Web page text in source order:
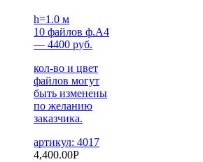
h=1.0 м
10 файлов ф.А4
— 4400 руб.
кол-во и цвет
файлов могут
быть изменены
по желанию
заказчика.
артикул: 4017
4,400.00Р